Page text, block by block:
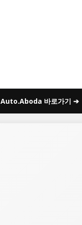
Auto.Aboda 바로가기 ➔